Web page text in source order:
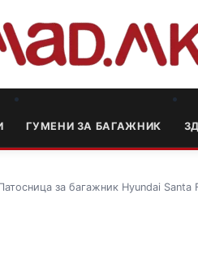
ГУМЕНИ ЗА БАГАЖНИК
за багажник Hyundai